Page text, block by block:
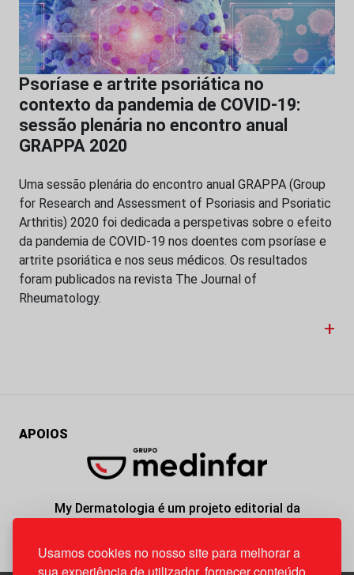
Usamos cookies no nosso site para melhorar a
Psoríase e artrite psoriática no
contexto da pandemia de COVID-19:
sessão plenária no encontro anual
GRAPPA 2020
Uma sessão plenária do encontro anual GRAPPA (Group
for Research and Assessment of Psoriasis and Psoriatic
Arthritis) 2020 foi dedicada a perspetivas sobre o efeito
da pandemia de COVID-19 nos doentes com psoríase e
artrite psoriática e nos seus médicos. Os resultados
foram publicados na revista The Journal of
Rheumatology.
+
APOIOS
My Dermatologia é um projeto editorial da
responsabilidade da News Farma, possível com o